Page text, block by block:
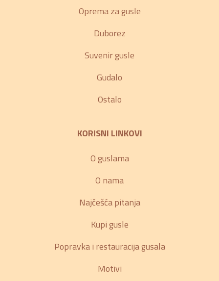
Oprema za gusle
Duborez
Suvenir gusle
Gudalo
Ostalo
KORISNI LINKOVI
O guslama
O nama
Najčešća pitanja
Kupi gusle
Popravka i restauracija gusala
Motivi